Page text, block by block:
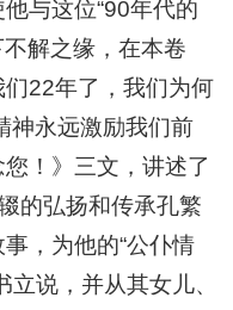
与这位“90年代的
不解之缘，在本卷
22年了，我们为何
神永远激励我们前
！》三文，讲述了
的弘扬和传承孔繁
，为他的“公仆情
说，并从其女儿、